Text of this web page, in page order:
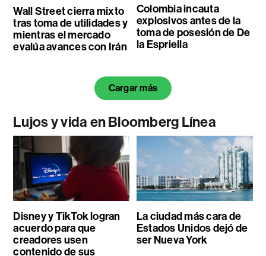
Wall Street cierra mixto
tras toma de utilidades y
mientras el mercado
evalúa avances con Irán
Colombia incauta
explosivos antes de la
toma de posesión de De
la Espriella
Cargar más
Lujos y vida en Bloomberg Línea
Disney y TikTok logran
acuerdo para que
creadores usen
contenido de sus
La ciudad más cara de
Estados Unidos dejó de
ser Nueva York